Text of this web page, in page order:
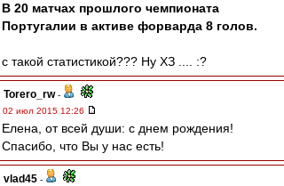
В 20 матчах прошлого чемпионата
Португалии в активе форварда 8 голов.
с такой статистикой??? Ну ХЗ .... :?
Torero_rw-
02 июл 2015 12:26
Елена, от всей души: с днем рождения!
Спасибо, что Вы у нас есть!
vlad45 -